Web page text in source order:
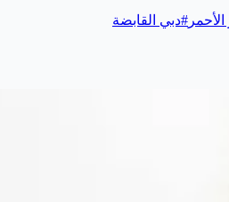
#دبي القابضة